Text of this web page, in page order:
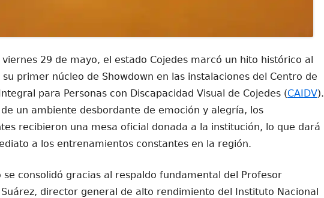
viernes 29 de mayo, el estado Cojedes marcó un hito histórico al
primer núcleo de Showdown en las instalaciones del Centro de
para Personas con Discapacidad Visual de Cojedes (CAIDV).
un ambiente desbordante de emoción y alegría, los
recibieron una mesa oficial donada a la institución, lo que dará
a los entrenamientos constantes en la región.
se consolidó gracias al respaldo fundamental del Profesor
Suárez, director general de alto rendimiento del Instituto Nacional